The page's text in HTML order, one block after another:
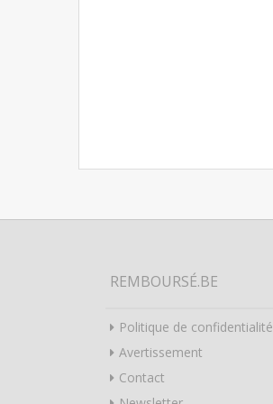
REMBOURSÉ.BE
Politique de confidentialité
Avertissement
Contact